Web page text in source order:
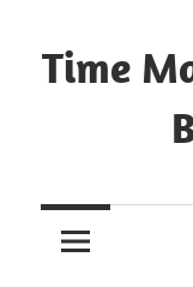
to
content
Time
Save